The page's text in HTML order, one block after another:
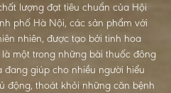
lượng đạt tiêu chuẩn của Hội
phố Hà Nội, các sản phẩm với
nhiên, được tạo bởi tinh hoa
một trong những bài thuốc đông
giúp cho nhiều người hiểu
động, thoát khỏi những căn bệnh